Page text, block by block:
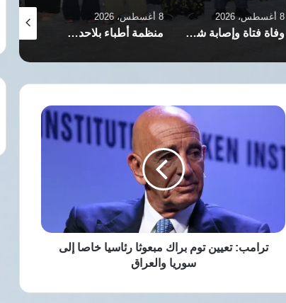
8 أغسطس، 2026
وفاة فتاة وإصابة شخصين بصواعق رعدية في جبل حبشي بتعز
8 أغسطس، 2026
منظمة أطباء بلاحدود: 375 ألف نازح بـ لبنان عاجزون عن العودة لـ منازلهم
ترامب:
توم
براك
مبعوثا
سوريا
والعراقترامب: تعيين توم براك مبعوثا رئاسيا خاصا إلى
سوريا والعراق